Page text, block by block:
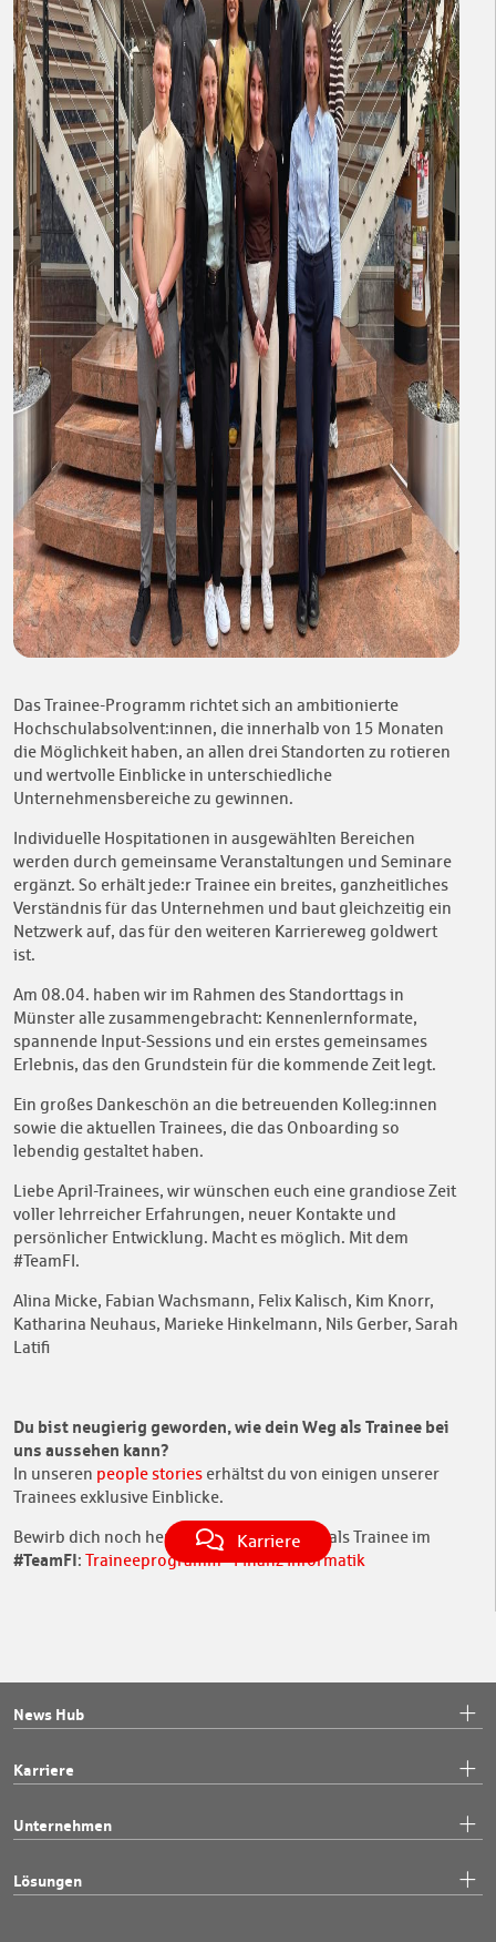
Karriere
Das Trainee-Programm richtet sich an ambitionierte
Hochschulabsolvent:innen, die innerhalb von 15 Monaten
die Möglichkeit haben, an allen drei Standorten zu rotieren
und wertvolle Einblicke in unterschiedliche
Unternehmensbereiche zu gewinnen.
Individuelle Hospitationen in ausgewählten Bereichen
werden durch gemeinsame Veranstaltungen und Seminare
ergänzt. So erhält jede:r Trainee ein breites, ganzheitliches
Verständnis für das Unternehmen und baut gleichzeitig ein
Netzwerk auf, das für den weiteren Karriereweg goldwert
ist.
Am 08.04. haben wir im Rahmen des Standorttags in
Münster alle zusammengebracht: Kennenlernformate,
spannende Input-Sessions und ein erstes gemeinsames
Erlebnis, das den Grundstein für die kommende Zeit legt.
Ein großes Dankeschön an die betreuenden Kolleg:innen
sowie die aktuellen Trainees, die das Onboarding so
lebendig gestaltet haben.
Liebe April-Trainees, wir wünschen euch eine grandiose Zeit
voller lehrreicher Erfahrungen, neuer Kontakte und
persönlicher Entwicklung. Macht es möglich. Mit dem
#TeamFI.
Alina Micke, Fabian Wachsmann, Felix Kalisch, Kim Knorr,
Katharina Neuhaus, Marieke Hinkelmann, Nils Gerber, Sarah
Latifi
Du bist neugierig geworden, wie dein Weg als Trainee bei
uns aussehen kann?
In unseren people stories erhältst du von einigen unserer
Trainees exklusive Einblicke.
Bewirb dich noch heute und starte bei uns als Trainee im
#TeamFI: Traineeprogramm - Finanz Informatik
News Hub
Karriere
Unternehmen
Lösungen